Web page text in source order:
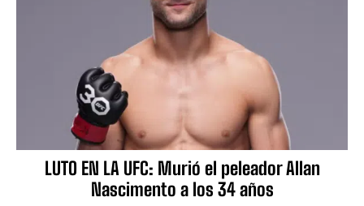
LUTO EN LA UFC: Murió el peleador Allan
Nascimento a los 34 años